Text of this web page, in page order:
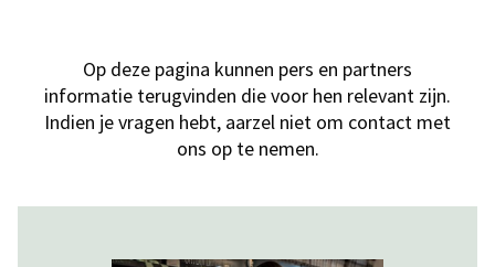
Op deze pagina kunnen pers en partners
informatie terugvinden die voor hen relevant zijn.
Indien je vragen hebt, aarzel niet om contact met
ons op te nemen.